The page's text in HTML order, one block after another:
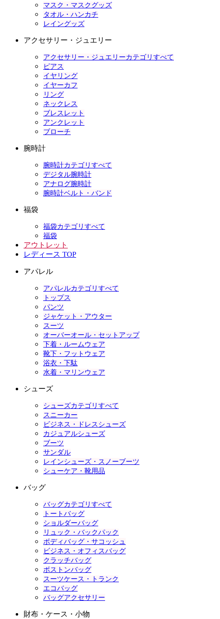
マスク・マスクグッズ
タオル・ハンカチ
レイングッズ
アクセサリー・ジュエリー
アクセサリー・ジュエリーカテゴリすべて
ピアス
イヤリング
イヤーカフ
リング
ネックレス
ブレスレット
アンクレット
ブローチ
腕時計
腕時計カテゴリすべて
デジタル腕時計
アナログ腕時計
腕時計ベルト・バンド
福袋
福袋カテゴリすべて
福袋
アウトレット
レディース TOP
アパレル
アパレルカテゴリすべて
トップス
パンツ
ジャケット・アウター
スーツ
オーバーオール・セットアップ
下着・ルームウェア
靴下・フットウェア
浴衣・下駄
水着・マリンウェア
シューズ
シューズカテゴリすべて
スニーカー
ビジネス・ドレスシューズ
カジュアルシューズ
ブーツ
サンダル
レインシューズ・スノーブーツ
シューケア・靴用品
バッグ
バッグカテゴリすべて
トートバッグ
ショルダーバッグ
リュック・バックパック
ボディバッグ・サコッシュ
ビジネス・オフィスバッグ
クラッチバッグ
ボストンバッグ
スーツケース・トランク
エコバッグ
バッグアクセサリー
財布・ケース・小物